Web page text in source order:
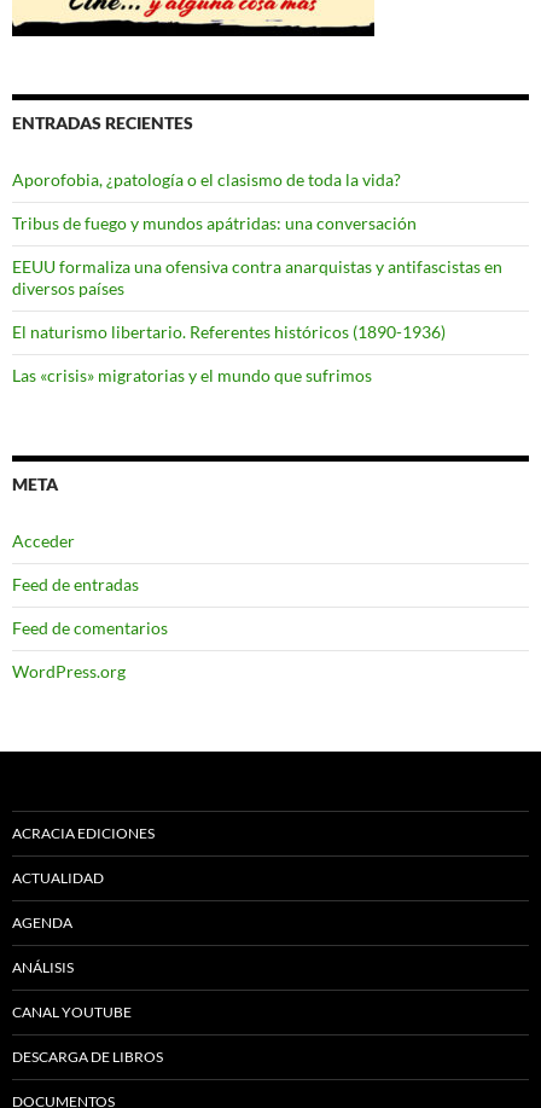
ENTRADAS RECIENTES
Aporofobia, ¿patología o el clasismo de toda la vida?
Tribus de fuego y mundos apátridas: una conversación
EEUU formaliza una ofensiva contra anarquistas y antifascistas en
diversos países
El naturismo libertario. Referentes históricos (1890-1936)
Las «crisis» migratorias y el mundo que sufrimos
META
Acceder
Feed de entradas
Feed de comentarios
WordPress.org
ACRACIA EDICIONES
ACTUALIDAD
AGENDA
ANÁLISIS
CANAL YOUTUBE
DESCARGA DE LIBROS
DOCUMENTOS